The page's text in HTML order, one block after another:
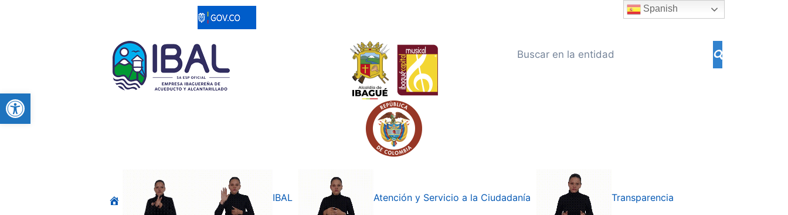
IBAL Atención y Servicio a la Ciudadanía Transparencia
Spanish
Abrir barra de herramientas